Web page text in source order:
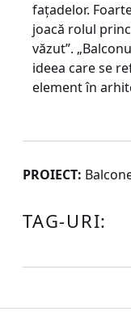
faţadelor.
joacă rolul
văzut”.
ideea care se
element în
PROIECT:
TAG-URI: